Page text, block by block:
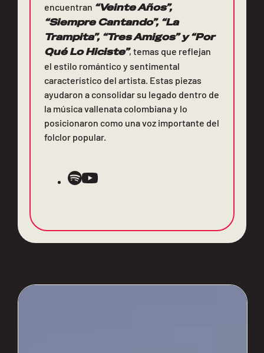
encuentran “Veinte Años”,
“Siempre Cantando”, “La
Trampita”, “Tres Amigos” y “Por
Qué Lo Hiciste”, temas que reflejan
el estilo romántico y sentimental
característico del artista. Estas piezas
ayudaron a consolidar su legado dentro de
la música vallenata colombiana y lo
posicionaron como una voz importante del
folclor popular.